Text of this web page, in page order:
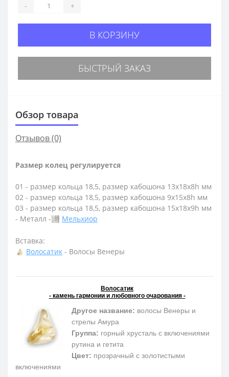
- +
В КОРЗИНУ
БЫСТРЫЙ ЗАКАЗ
Обзор товара
Отзывов (0)
Размер колец регулируется
01 - размер кольца 18,5, размер кабошона 13х18х8h мм
02 - размер кольца 18,5, размер кабошона 9х15х8h мм
03 - размер кольца 18,5, размер кабошона 15х18х9h мм
- Металл -
Мельхиор
Вставка:
Волосатик - Волосы Венеры
Волосатик
- камень гармонии и любовного очарования -
Другое название: волосы Венеры и
стрелы Амура
Группа: горный хрусталь с включениями
рутина и гетита
Цвет: прозрачный с золотистыми
включениями